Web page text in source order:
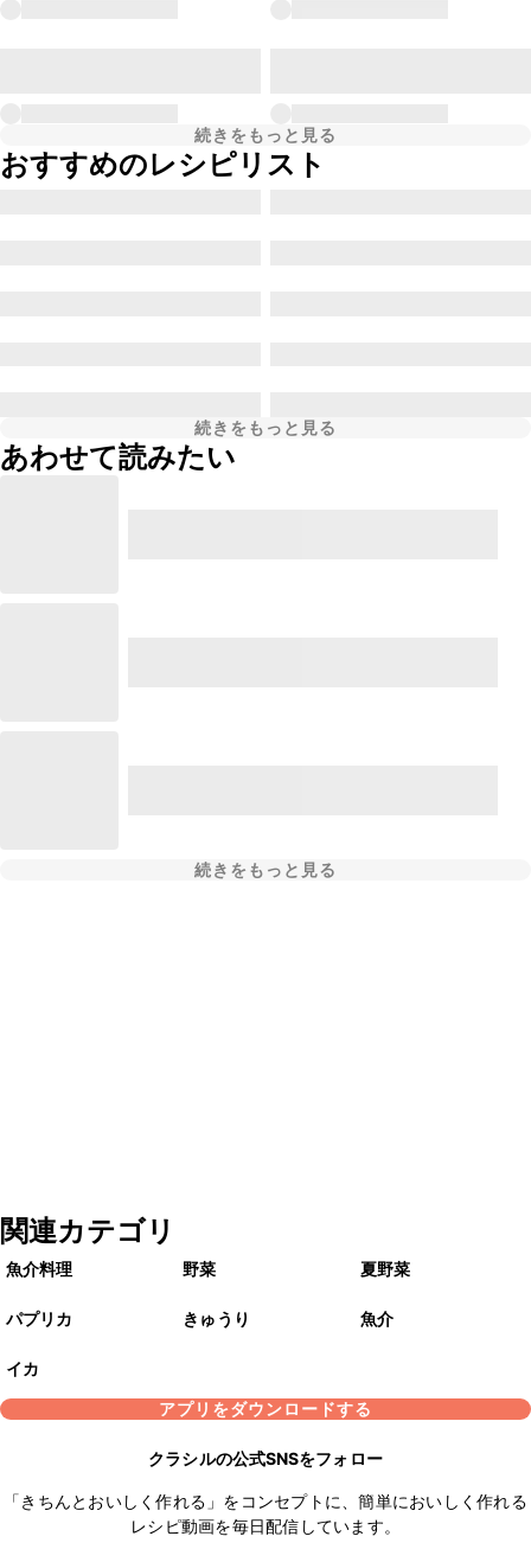
続きをもっと見る
おすすめのレシピリスト
続きをもっと見る
あわせて読みたい
続きをもっと見る
関連カテゴリ
魚介料理 野菜 夏野菜
パプリカ きゅうり 魚介
イカ
アプリをダウンロードする
クラシルの公式SNSをフォロー
「きちんとおいしく作れる」をコンセプトに、簡単においしく作れる
レシピ動画を毎日配信しています。